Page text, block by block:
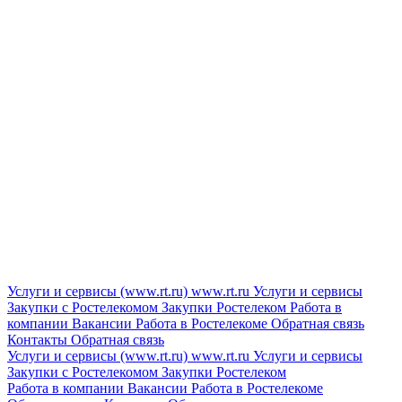
Услуги и сервисы (www.rt.ru) www.rt.ru Услуги и сервисы
Закупки с Ростелекомом Закупки Ростелеком Работа в
компании Вакансии Работа в Ростелекоме Обратная связь
Контакты Обратная связь
Услуги и сервисы (www.rt.ru) www.rt.ru Услуги и сервисы
Закупки с Ростелекомом Закупки Ростелеком
Работа в компании Вакансии Работа в Ростелекоме